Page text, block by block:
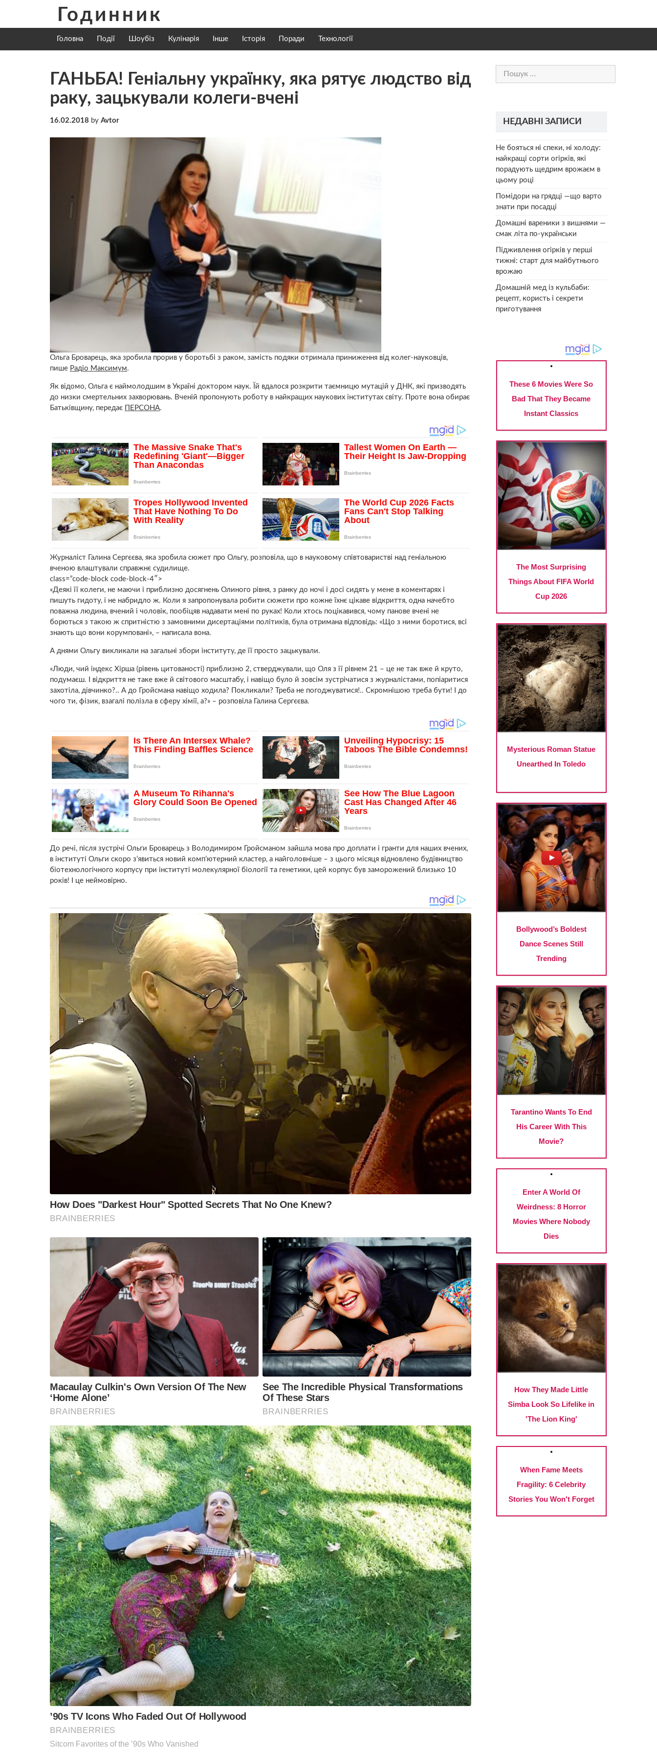
content
Годинник
Головна Події Шоубіз Кулінарія Інше Історія Поради Технології
ГАНЬБА! Геніальну українку, яка рятує людство від
раку, зацькували колеги-вчені
16.02.2018 by Avtor
Ольга Броварець, яка зробила прорив у боротьбі з раком, замість подяки отримала приниження від колег-науковців,
пише Радіо Максимум.
Як відомо, Ольга є наймолодшим в Україні доктором наук. Їй вдалося розкрити таємницю мутацій у ДНК, які призводять
до низки смертельних захворювань. Вченій пропонують роботу в найкращих наукових інститутах світу. Проте вона обирає
Батьківщину, передає ПЕРСОНА.
Журналіст Галина Сергєєва, яка зробила сюжет про Ольгу, розповіла, що в науковому співтоваристві над геніальною
вченою влаштували справжнє судилище.
class=”code-block code-block-4″>
«Деякі її колеги, не маючи і приблизно досягнень Олиного рівня, з ранку до ночі і досі сидять у мене в коментарях і
пишуть гидоту, і не набридло ж. Коли я запропонувала робити сюжети про кожне їхнє цікаве відкриття, одна начебто
поважна людина, вчений і чоловік, пообіцяв надавати мені по руках! Коли хтось поцікавився, чому панове вчені не
борються з такою ж спритністю з замовними дисертаціями політиків, була отримана відповідь: «Що з ними боротися, всі
знають що вони корумповані», – написала вона.
А днями Ольгу викликали на загальні збори інституту, де її просто зацькували.
«Люди, чий індекс Хірша (рівень цитованості) приблизно 2, стверджували, що Оля з її рівнем 21 – це не так вже й круто,
подумаєш. І відкриття не таке вже й світового масштабу, і навіщо було й зовсім зустрічатися з журналістами, попіаритися
захотіла, дівчинко?.. А до Гройсмана навіщо ходила? Покликали? Треба не погоджуватися!.. Скромнішою треба бути! І до
чого ти, фізик, взагалі полізла в сферу хімії, а?» – розповіла Галина Сергєєва.
До речі, після зустрічі Ольги Броварець з Володимиром Гройсманом зайшла мова про доплати і гранти для наших вчених,
в інституті Ольги скоро з’явиться новий комп’ютерний кластер, а найголовніше – з цього місяця відновлено будівництво
біотехнологічного корпусу при інституті молекулярної біології та генетики, цей корпус був заморожений близько 10
років! І це неймовірно.
Пошук:
НЕДАВНІ ЗАПИСИ
Не бояться ні спеки, ні холоду:
найкращі сорти огірків, які
порадують щедрим врожаєм в
цьому році
Помідори на грядці —що варто
знати при посадці
Домашні вареники з вишнями —
смак літа по-українськи
Підживлення огірків у перші
тижні: старт для майбутнього
врожаю
Домашній мед із кульбаби:
рецепт, користь і секрети
приготування